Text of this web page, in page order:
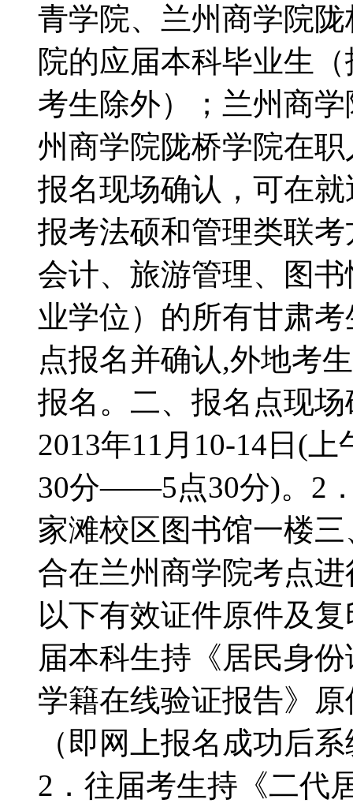
青学院、兰州商学院
院的应届本科毕业生
考生除外）；兰州商
州商学院陇桥学院在
报名现场确认，可在
报考法硕和管理类联
会计、旅游管理、图
业学位）的所有甘肃
点报名并确认,外地考
报名。二、报名点现
2013年11月10-14日(
30分――5点30分)。2
家滩校区图书馆一楼
合在兰州商学院考点
以下有效证件原件及
届本科生持《居民身
学籍在线验证报告》
（即网上报名成功后
2．往届考生持《二代